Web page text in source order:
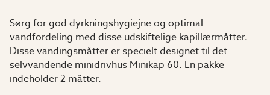
Sørg for god dyrkningshygiejne og optimal
vandfordeling med disse udskiftelige kapillærmåtter.
Disse vandingsmåtter er specielt designet til det
selvvandende minidrivhus Minikap 60. En pakke
indeholder 2 måtter.